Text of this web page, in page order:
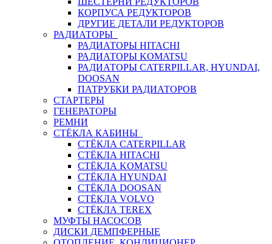
КОРПУСА РЕДУКТОРОВ
ДРУГИЕ ДЕТАЛИ РЕДУКТОРОВ
РАДИАТОРЫ
РАДИАТОРЫ HITACHI
РАДИАТОРЫ KOMATSU
РАДИАТОРЫ CATERPILLAR, HYUNDAI,
DOOSAN
ПАТРУБКИ РАДИАТОРОВ
СТАРТЕРЫ
ГЕНЕРАТОРЫ
РЕМНИ
СТЁКЛА КАБИНЫ
СТЁКЛА CATERPILLAR
СТЁКЛА HITACHI
СТЁКЛА KOMATSU
СТЁКЛА HYUNDAI
СТЁКЛА DOOSAN
СТЁКЛА VOLVO
СТЁКЛА TEREX
МУФТЫ НАСОСОВ
ДИСКИ ДЕМПФЕРНЫЕ